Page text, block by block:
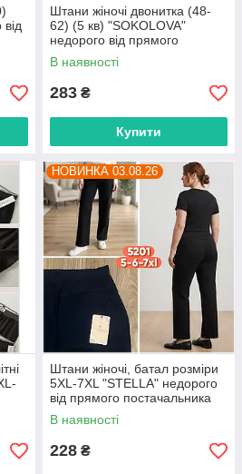
Штани жіночі двонитка (48-
62) (5 кв) "SOKOLOVA"
недорого від прямого
постачальника
В наявності
283 ₴
Купити
НОВИНКА 03.08.26
Штани жіночі, батал розміри
5XL-7XL "STELLA" недорого
від прямого постачальника
В наявності
228 ₴